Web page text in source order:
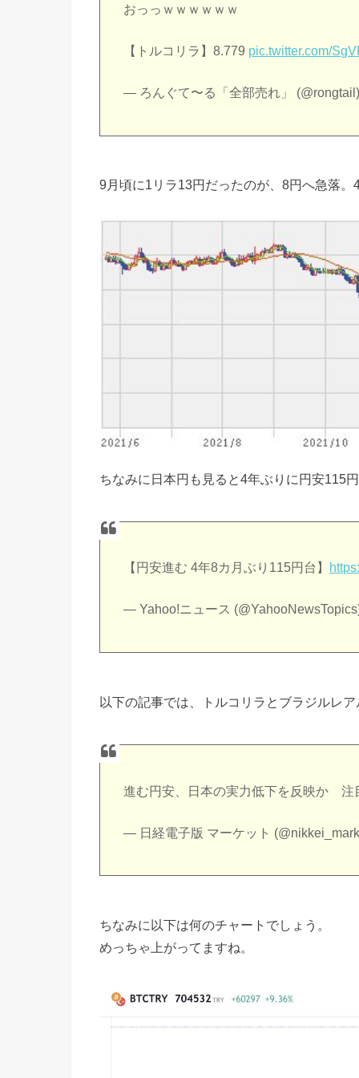
おっっｗｗｗｗｗｗ
【トルコリラ】8.779 pic.twitter.com/
— ろんぐて〜る「全部売れ」
9月頃に1リラ13円だったのが、8円へ急落。
ちなみに日本円も見ると4年ぶりに円安115
【円安進む 4年8カ月ぶり115円台】
— Yahoo!ニュース
以下の記事では、トルコリラとブラジルレ
進む円安、日本の実力低下を反映か 注
— 日経電子版 マーケット
ちなみに以下は何のチャートでしょう。
めっちゃ上がってますね。